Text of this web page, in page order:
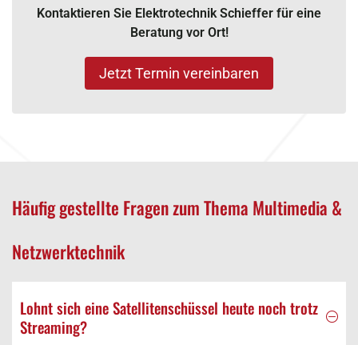
Kontaktieren Sie Elektrotechnik Schieffer für eine
Beratung vor Ort!
Jetzt Termin vereinbaren
Häufig gestellte Fragen zum Thema Multimedia &
Netzwerktechnik
Lohnt sich eine Satellitenschüssel heute noch trotz
Streaming?